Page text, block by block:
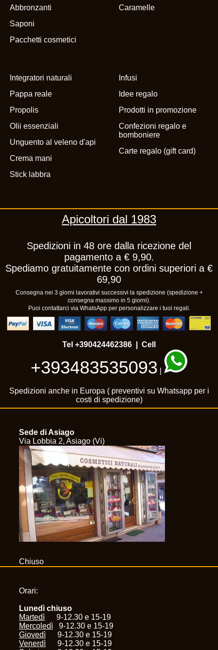
Abbronzanti
Saponi
Pacchetti cosmetici
Caramelle
Integratori naturali
Pappa reale
Propolis
Olii essenziali
Unguento al veleno d'api
Crema mani
Stick labbra
Infusi
Idee regalo
Prodotti in promozione
Confezioni regalo e
bomboniere
Carte regalo (gift card)
Apicoltori dal 1983
Spedizioni in 48 ore dalla ricezione del
pagamento a € 9,90.
Spediamo gratuitamente con ordini superiori a €
69,90
Consegna nei 3 giorni lavorativi successivi la spedizione (spedizione +
consegna massimo in 5 giorni).
Puoi contattarci via WhatsApp per personalizzare i tuoi regali.
Tel +390424462386 | Cell
+393483535093
Spedizioni anche in Europa ( preventivi su Whatsapp per i
costi di spedizione)
Sede di Asiago
Via Lobbia 2, Asiago (Vi)
Chiuso
Orari:
Lunedì chiuso
Martedì 9-12.30 e 15-19
Mercoledì 9-12.30 e 15-19
Giovedì 9-12.30 e 15-19
Venerdì 9-12.30 e 15-19